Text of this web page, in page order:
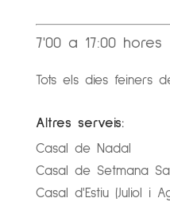
7'00 a 17:00 hores
Tots els dies feiners
Altres serveis:
Casal de Nadal
Casal de Setmana
Casal d'Estiu (Juliol i